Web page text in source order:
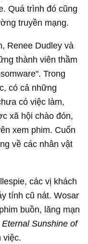
Quá trình đó cũng
truyền mạng.
Renee Dudley và
thành viên thầm
Trong
có cả những
có việc làm,
xã hội chào đón,
xem phim. Cuốn
về các nhân vật
các vị khách
tính cũ nát. Wosar
buồn, lãng mạn
Eternal Sunshine of
việc.